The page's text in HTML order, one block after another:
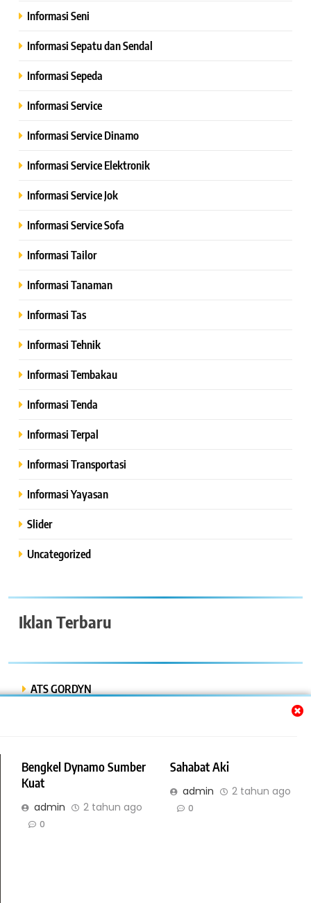
Bengkel Dynamo Sumber
Kuat
admin 2 tahun ago
0
Sahabat Aki
admin 2 tahun ago
0
Informasi Seni
Informasi Sepatu dan Sendal
Informasi Sepeda
Informasi Service
Informasi Service Dinamo
Informasi Service Elektronik
Informasi Service Jok
Informasi Service Sofa
Informasi Tailor
Informasi Tanaman
Informasi Tas
Informasi Tehnik
Informasi Tembakau
Informasi Tenda
Informasi Terpal
Informasi Transportasi
Informasi Yayasan
Slider
Uncategorized
Iklan Terbaru
ATS GORDYN
BENGKEL MOBIL ISTIQOMAH
BENGKEL LAS AMR